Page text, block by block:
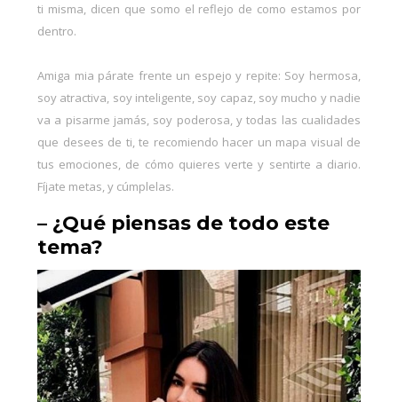
ti misma, dicen que somo el reflejo de como estamos por
dentro.
Amiga mia párate frente un espejo y repite: Soy hermosa,
soy atractiva, soy inteligente, soy capaz, soy mucho y nadie
va a pisarme jamás, soy poderosa, y todas las cualidades
que desees de ti, te recomiendo hacer un mapa visual de
tus emociones, de cómo quieres verte y sentirte a diario.
Fíjate metas, y cúmplelas.
– ¿Qué piensas de todo este
tema?